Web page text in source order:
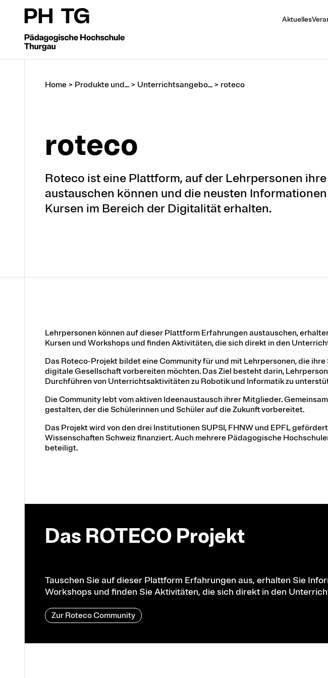
Aktuelles
Home > Produkte und... > Unterrichtsangebo... > roteco
roteco
Roteco ist eine Plattform, auf der Lehrpersonen
austauschen können und die neusten
Kursen im Bereich der Digitalität erhalten.
Lehrpersonen können auf dieser Plattform Erfahrungen austauschen,
Kursen und Workshops und finden Aktivitäten, die sich direkt in den
Das Roteco-Projekt bildet eine Community für und mit Lehrpersonen, die
digitale Gesellschaft vorbereiten möchten. Das Ziel besteht darin,
Durchführen von Unterrichtsaktivitäten zu Robotik und Informatik zu
Die Community lebt vom aktiven Ideenaustausch ihrer Mitglieder.
gestalten, der die Schülerinnen und Schüler auf die Zukunft vorbereitet.
Das Projekt wird von den drei Institutionen SUPSI, FHNW und EPFL
Wissenschaften Schweiz finanziert. Auch mehrere Pädagogische
beteiligt.
Das ROTECO Projekt
Tauschen Sie auf dieser Plattform Erfahrungen aus, erhalten Sie
Workshops und finden Sie Aktivitäten, die sich direkt in den
Zur Roteco Community